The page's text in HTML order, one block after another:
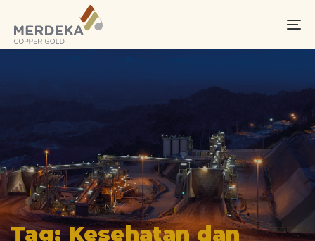
links
primary
Tag: Kesehatan dan